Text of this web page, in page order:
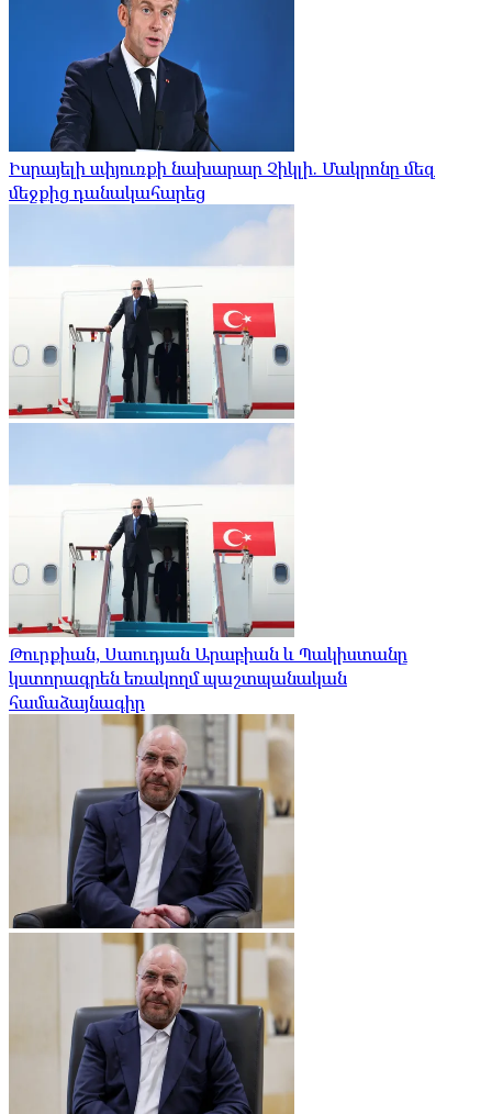
Իսրայելի սփյուռքի նախարար Չիկլի. Մակրոնը մեզ
մեջքից դանակահարեց
Թուրքիան, Սաուդյան Արաբիան և Պակիստանը
կստորագրեն եռակողմ պաշտպանական
համաձայնագիր